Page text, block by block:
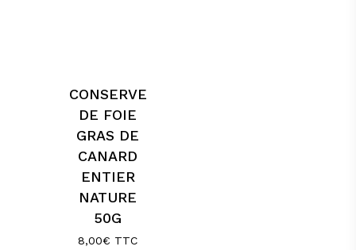
CONSERVE
DE FOIE
GRAS DE
CANARD
ENTIER
NATURE
50G
8,00€ TTC